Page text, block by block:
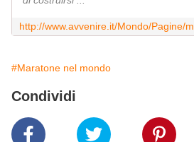
#Maratone nel mondo
Condividi